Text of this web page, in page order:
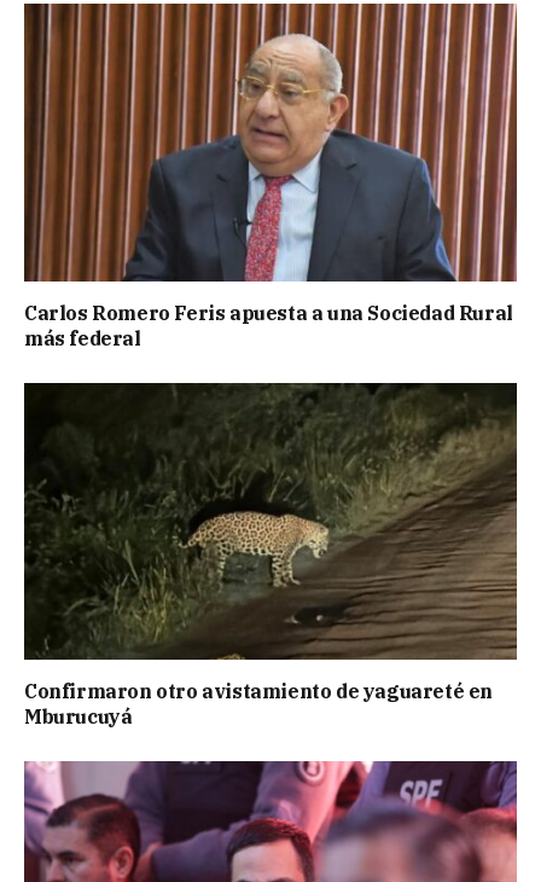
Carlos Romero Feris apuesta a una Sociedad Rural
más federal
Confirmaron otro avistamiento de yaguareté en
Mburucuyá